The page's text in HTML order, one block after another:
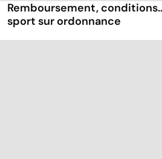
Remboursement,
sport sur ordonnance